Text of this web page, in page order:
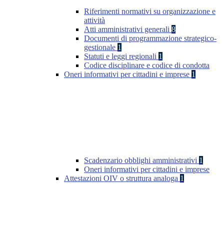
Riferimenti normativi su organizzazione e
attività
Atti amministrativi generali 8
Documenti di programmazione strategico-
gestionale 1
Statuti e leggi regionali 1
Codice disciplinare e codice di condotta
Oneri informativi per cittadini e imprese 1
Scadenzario obblighi amministrativi 1
Oneri informativi per cittadini e imprese
Attestazioni OIV o struttura analoga 1